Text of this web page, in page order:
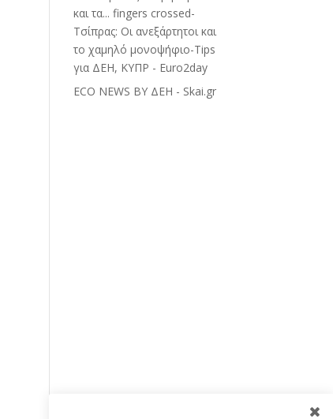
και τα... fingers crossed-
Τσίπρας: Οι ανεξάρτητοι και
το χαμηλό μονοψήφιο-Tips
για ΔΕΗ, ΚΥΠΡ - Euro2day
ECO NEWS BY ΔΕΗ - Skai.gr